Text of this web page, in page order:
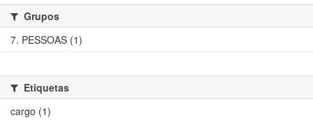
Grupos
7. PESSOAS (1)
Etiquetas
cargo (1)